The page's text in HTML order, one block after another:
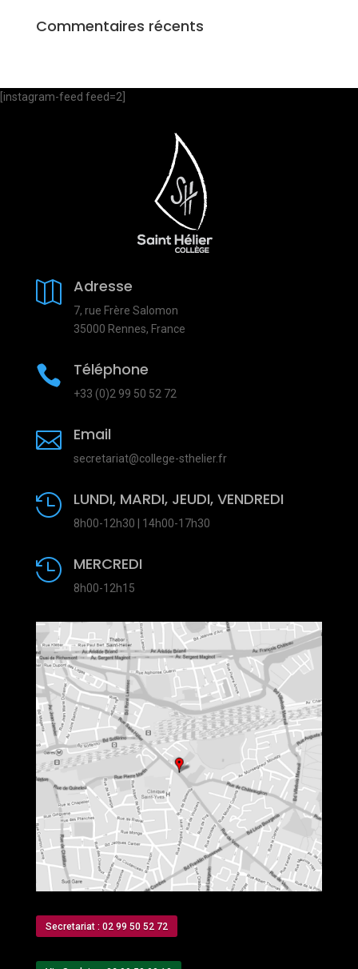
Commentaires récents
[instagram-feed feed=2]
 Adresse
7, rue Frère Salomon
35000 Rennes, France
 Téléphone
+33 (0)2 99 50 52 72
 Email
secretariat@college-sthelier.fr
 LUNDI, MARDI, JEUDI, VENDREDI
8h00-12h30 | 14h00-17h30
 MERCREDI
8h00-12h15
Secretariat : 02 99 50 52 72